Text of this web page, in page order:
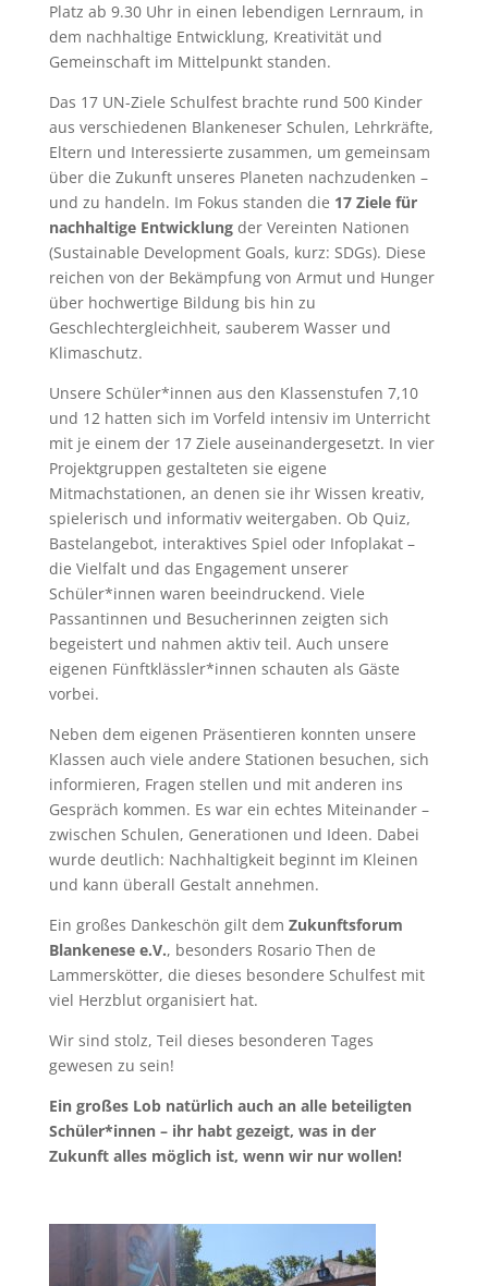
Platz ab 9.30 Uhr in einen lebendigen Lernraum, in
dem nachhaltige Entwicklung, Kreativität und
Gemeinschaft im Mittelpunkt standen.
Das 17 UN-Ziele Schulfest brachte rund 500 Kinder
aus verschiedenen Blankeneser Schulen, Lehrkräfte,
Eltern und Interessierte zusammen, um gemeinsam
über die Zukunft unseres Planeten nachzudenken –
und zu handeln. Im Fokus standen die 17 Ziele für
nachhaltige Entwicklungder Vereinten Nationen
(Sustainable Development Goals, kurz: SDGs). Diese
reichen von der Bekämpfung von Armut und Hunger
über hochwertige Bildung bis hin zu
Geschlechtergleichheit, sauberem Wasser und
Klimaschutz.
Unsere Schüler*innen aus den Klassenstufen 7,10
und 12 hatten sich im Vorfeld intensiv im Unterricht
mit je einem der 17 Ziele auseinandergesetzt. In vier
Projektgruppen gestalteten sie eigene
Mitmachstationen, an denen sie ihr Wissen kreativ,
spielerisch und informativ weitergaben. Ob Quiz,
Bastelangebot, interaktives Spiel oder Infoplakat –
die Vielfalt und das Engagement unserer
Schüler*innen waren beeindruckend. Viele
Passantinnen und Besucherinnen zeigten sich
begeistert und nahmen aktiv teil. Auch unsere
eigenen Fünftklässler*innen schauten als Gäste
vorbei.
Neben dem eigenen Präsentieren konnten unsere
Klassen auch viele andere Stationen besuchen, sich
informieren, Fragen stellen und mit anderen ins
Gespräch kommen. Es war ein echtes Miteinander –
zwischen Schulen, Generationen und Ideen. Dabei
wurde deutlich: Nachhaltigkeit beginnt im Kleinen
und kann überall Gestalt annehmen.
Ein großes Dankeschön gilt dem Zukunftsforum
Blankenese e.V., besonders Rosario Then de
Lammerskötter, die dieses besondere Schulfest mit
viel Herzblut organisiert hat.
Wir sind stolz, Teil dieses besonderen Tages
gewesen zu sein!
Ein großes Lob natürlich auch an alle beteiligten
Schüler*innen – ihr habt gezeigt, was in der
Zukunft alles möglich ist, wenn wir nur wollen!